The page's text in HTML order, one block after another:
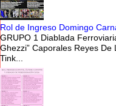
Rol de Ingreso Domingo
GRUPO 1 Diablada
Ghezzi” Caporales
Tink...